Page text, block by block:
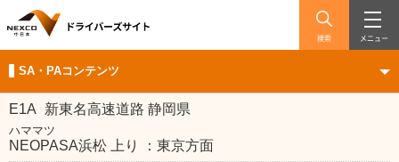
検索 メニュー
SA・PAコンテンツ
E1A 新東名高速道路 静岡県
ハママツ
NEOPASA浜松 上り ：東京方面